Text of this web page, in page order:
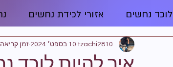
לוכד נחשים אזורי לכידת נחשים
tzachi2810 10 בספט׳ 2024 זמן קריאה 2 דקות